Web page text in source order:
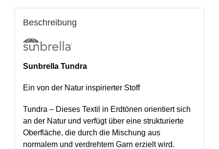
Beschreibung
Sunbrella Tundra
Ein von der Natur inspirierter Stoff
Tundra – Dieses Textil in Erdtönen orientiert sich
an der Natur und verfügt über eine strukturierte
Oberfläche, die durch die Mischung aus
normalem und verdrehtem Garn erzielt wird.